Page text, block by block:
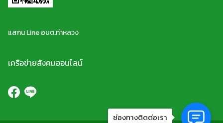
แสกน Line อบต.ท่าหลวง
เครือข่ายสังคมออนไลน์
ช่องทางติดต่อเรา